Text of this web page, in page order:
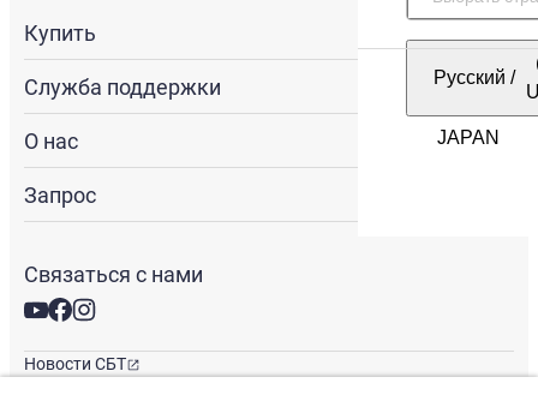
Русский /
Купить
Служба поддержки
О нас
Запрос
Связаться с нами
Новости СБТ